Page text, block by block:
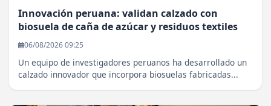
Innovación peruana: validan calzado con
biosuela de caña de azúcar y residuos textiles
06/08/2026 09:25
Un equipo de investigadores peruanos ha desarrollado un
calzado innovador que incorpora biosuelas fabricadas...